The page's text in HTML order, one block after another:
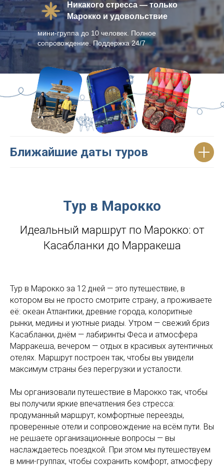
мини-группа до 10 человек. Полное
сопровождение. Поддержка 24/7
Никакого стресса — только
Марокко и удовольствие
Ближайшие даты туров
Тур в Марокко
Идеальный маршрут по Марокко: от
Касабланки до Марракеша
Тур в Марокко за 12 дней — это путешествие, в
котором вы не просто смотрите страну, а проживаете
её: океан Атлантики, древние города, колоритные
рынки, медины и уютные риады. Утром — свежий бриз
Касабланки, днём — лабиринты Феса и атмосфера
Марракеша, вечером — отдых в красивых аутентичных
отелях. Маршрут построен так, чтобы вы увидели
максимум страны без перегрузки и усталости.
Мы организовали путешествие в Марокко так, чтобы
вы получили яркие впечатления без стресса:
продуманный маршрут, комфортные переезды,
проверенные отели и сопровождение на всём пути. Вы
не решаете организационные вопросы — вы
наслаждаетесь поездкой. При этом мы путешествуем
в мини-группах, чтобы сохранить комфорт, атмосферу